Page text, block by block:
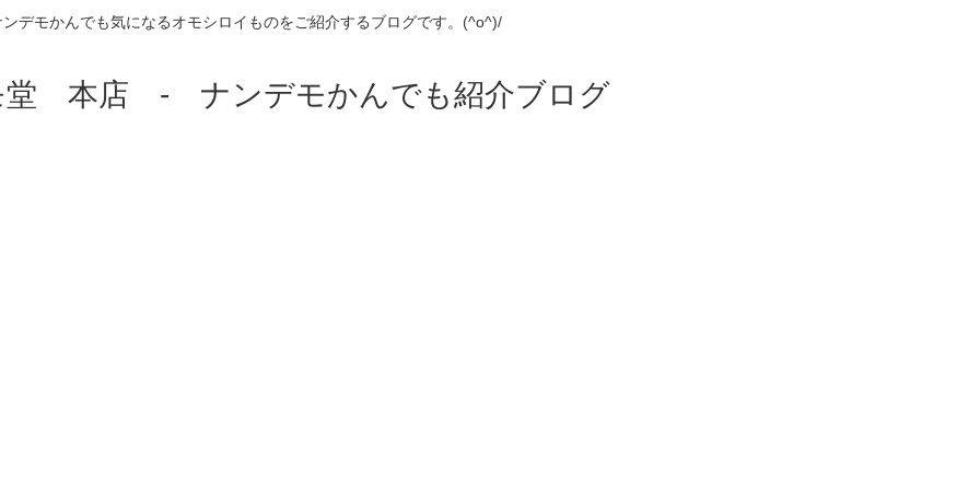
ンデモかんでも気になるオモシロイものをご紹介するブログです。(^o^)/
堂 本店 - ナンデモかんでも紹介ブログ